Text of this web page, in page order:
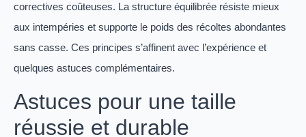
correctives coûteuses. La structure équilibrée résiste mieux
aux intempéries et supporte le poids des récoltes abondantes
sans casse. Ces principes s’affinent avec l’expérience et
quelques astuces complémentaires.
Astuces pour une taille
réussie et durable